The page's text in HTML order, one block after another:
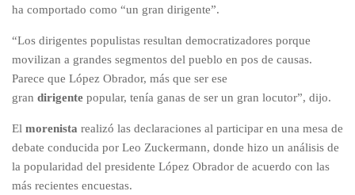
ha comportado como “un gran dirigente”.
“Los dirigentes populistas resultan democratizadores porque
movilizan a grandes segmentos del pueblo en pos de causas.
Parece que López Obrador, más que ser ese
gran dirigente popular, tenía ganas de ser un gran locutor”, dijo.
El morenista realizó las declaraciones al participar en una mesa de
debate conducida por Leo Zuckermann, donde hizo un análisis de
la popularidad del presidente López Obrador de acuerdo con las
más recientes encuestas.